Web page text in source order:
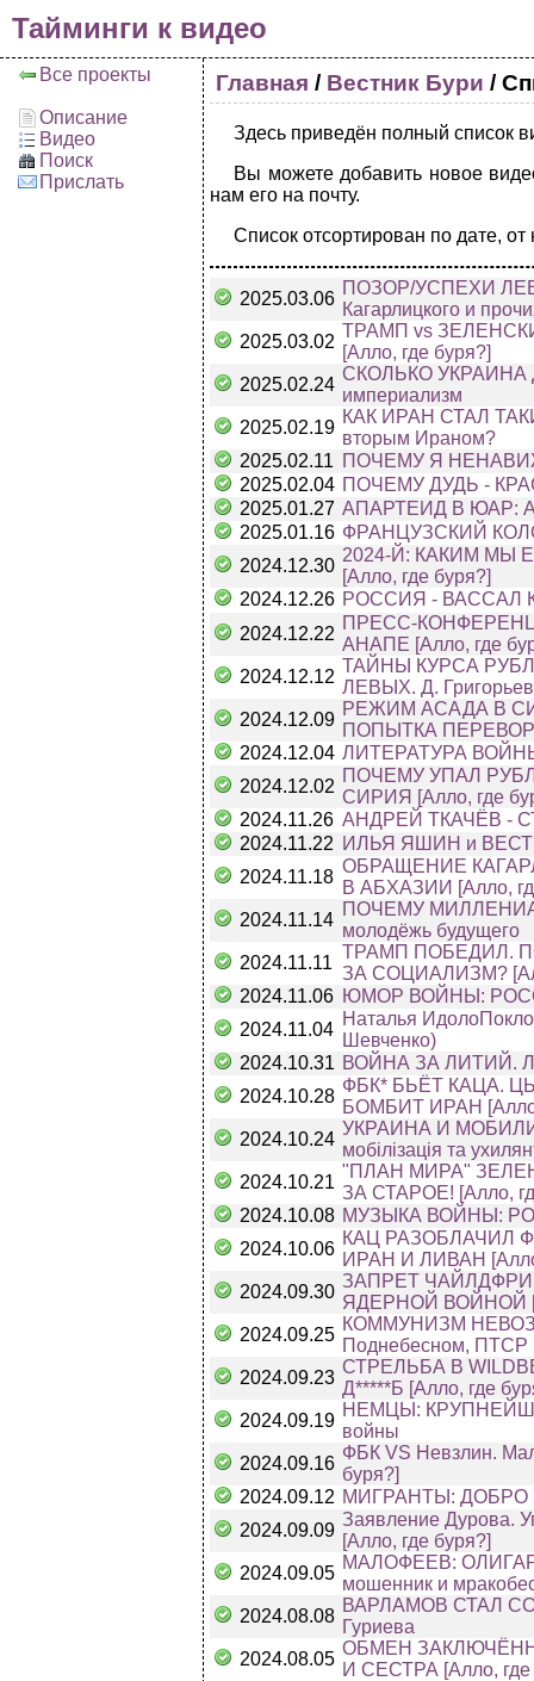
Тайминги к видео
Все проекты
Описание
Видео
Поиск
Прислать
Главная / Вестник Бури /
Здесь приведён полный список
Вы можете добавить новое
нам его на почту.
Список отсортирован по дате,
2025.03.06
ПОЗОР/УСПЕХИ
Кагарлицкого и
2025.03.02
ТРАМП vs
[Алло, где буря?]
2025.02.24
СКОЛЬКО УКРАИНА
империализм
2025.02.19
КАК ИРАН СТАЛ
вторым Ираном?
2025.02.11 ПОЧЕМУ Я
2025.02.04 ПОЧЕМУ ДУДЬ -
2025.01.27 АПАРТЕИД В ЮАР:
2025.01.16 ФРАНЦУЗСКИЙ
2024.12.30
2024-Й: КАКИМ МЫ
[Алло, где буря?]
2024.12.26 РОССИЯ - ВАССАЛ
2024.12.22
ПРЕСС-
АНАПЕ [Алло, где
2024.12.12
ТАЙНЫ КУРСА
ЛЕВЫХ. Д. Григорьев
2024.12.09
РЕЖИМ АСАДА В
ПОПЫТКА
2024.12.04 ЛИТЕРАТУРА
2024.12.02
ПОЧЕМУ УПАЛ
СИРИЯ [Алло, где
2024.11.26 АНДРЕЙ ТКАЧЁВ -
2024.11.22 ИЛЬЯ ЯШИН и
2024.11.18
ОБРАЩЕНИЕ
В АБХАЗИИ [Алло,
2024.11.14
ПОЧЕМУ
молодёжь будущего
2024.11.11
ТРАМП ПОБЕДИЛ.
ЗА СОЦИАЛИЗМ?
2024.11.06 ЮМОР ВОЙНЫ:
2024.11.04
Наталья
Шевченко)
2024.10.31 ВОЙНА ЗА ЛИТИЙ.
2024.10.28
ФБК* БЬЁТ КАЦА.
БОМБИТ ИРАН [Алло,
2024.10.24
УКРАИНА И
мобілізація та
2024.10.21
"ПЛАН МИРА"
ЗА СТАРОЕ! [Алло,
2024.10.08 МУЗЫКА ВОЙНЫ:
2024.10.06
КАЦ РАЗОБЛАЧИЛ
ИРАН И ЛИВАН
2024.09.30
ЗАПРЕТ
ЯДЕРНОЙ ВОЙНОЙ
2024.09.25
КОММУНИЗМ
Поднебесном, ПТСР
2024.09.23
СТРЕЛЬБА В
Д*****Б [Алло, где
2024.09.19
НЕМЦЫ:
войны
2024.09.16
ФБК VS Невзлин.
буря?]
2024.09.12 МИГРАНТЫ: ДОБРО
2024.09.09
Заявление Дурова.
[Алло, где буря?]
2024.09.05
МАЛОФЕЕВ: ОЛИГАРХ
мошенник и
2024.08.08
ВАРЛАМОВ СТАЛ
Гуриева
2024.08.05
ОБМЕН
И СЕСТРА [Алло, где